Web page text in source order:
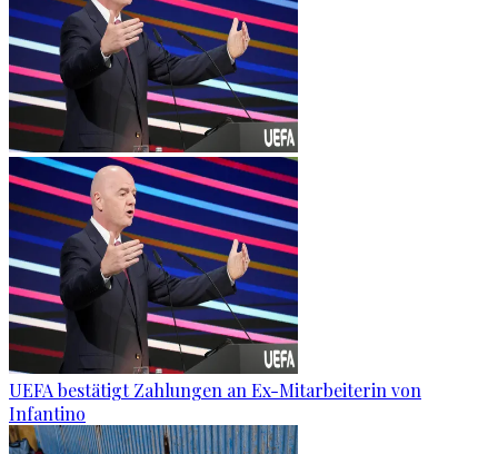
UEFA bestätigt Zahlungen an Ex-Mitarbeiterin von
Infantino